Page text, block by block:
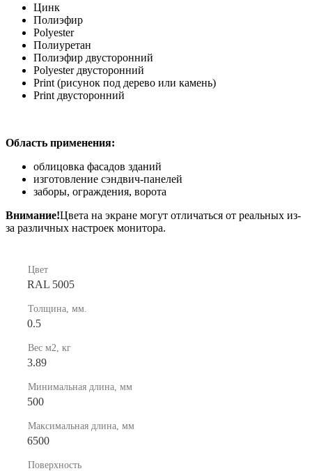
Цинк
Полиэфир
Polyester
Полиуретан
Полиэфир двусторонний
Polyester двусторонний
Print (рисунок под дерево или камень)
Print двусторонний
Область применения:
облицовка фасадов зданий
изготовление сэндвич-панелей
заборы, ограждения, ворота
Внимание!Цвета на экране могут отличаться от реальных из-
за различных настроек монитора.
Цвет
RAL 5005
Толщина, мм.
0.5
Вес м2, кг
3.89
Минимальная длина, мм
500
Максимальная длина, мм
6500
Поверхность